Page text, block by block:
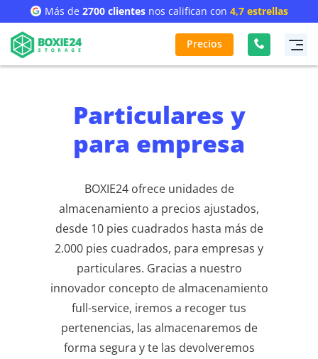
Más de 2700 clientesnos califican con 4,7 estrellas
Precios
Particulares y
para empresa
BOXIE24 ofrece unidades de
almacenamiento a precios ajustados,
desde 10 pies cuadrados hasta más de
2.000 pies cuadrados, para empresas y
particulares. Gracias a nuestro
innovador concepto de almacenamiento
full-service, iremos a recoger tus
pertenencias, las almacenaremos de
forma segura y te las devolveremos